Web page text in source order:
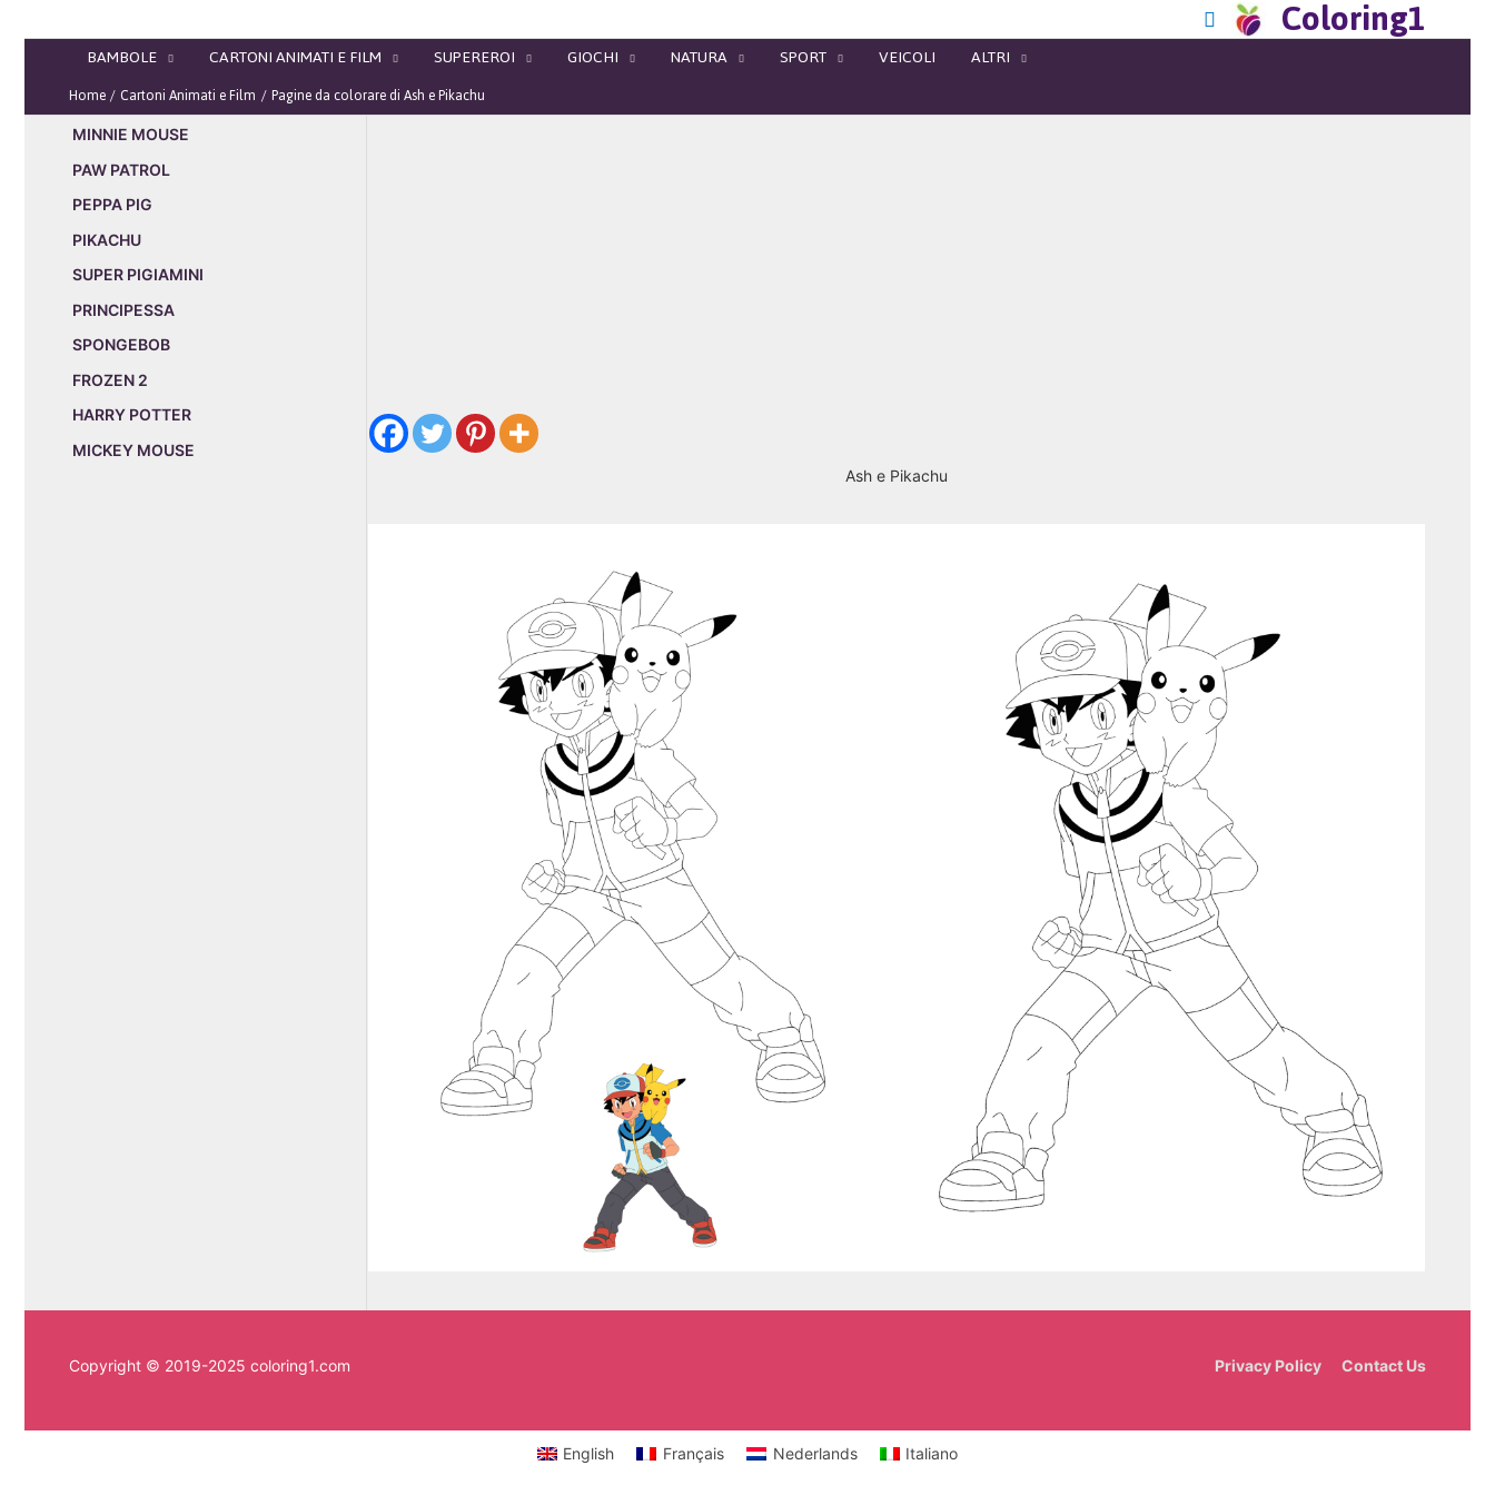
Coloring1
BAMBOLE CARTONI ANIMATI E FILM SUPEREROI GIOCHI NATURA SPORT VEICOLI ALTRI
Home Cartoni Animati e Film Pagine da colorare di Ash e Pikachu
MINNIE MOUSE
PAW PATROL
PEPPA PIG
PIKACHU
SUPER PIGIAMINI
PRINCIPESSA
SPONGEBOB
FROZEN 2
HARRY POTTER
MICKEY MOUSE
Ash e Pikachu
Copyright © 2019-2025 coloring1.com Privacy Policy Contact Us
English Français Nederlands Italiano